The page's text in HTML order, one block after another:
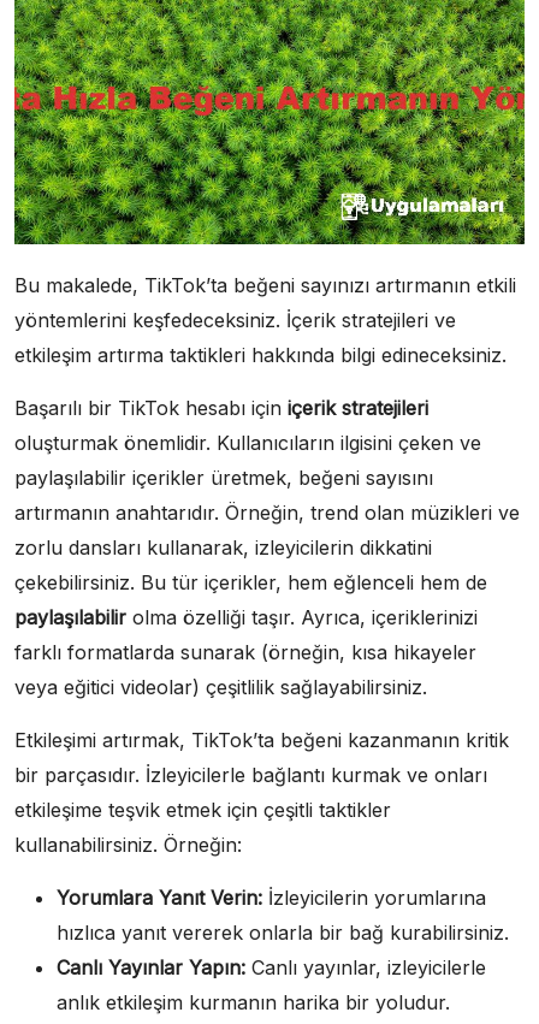
Bu makalede, TikTok’ta beğeni sayınızı artırmanın etkili
yöntemlerini keşfedeceksiniz. İçerik stratejileri ve
etkileşim artırma taktikleri hakkında bilgi edineceksiniz.
Başarılı bir TikTok hesabı için içerik stratejileri
oluşturmak önemlidir. Kullanıcıların ilgisini çeken ve
paylaşılabilir içerikler üretmek, beğeni sayısını
artırmanın anahtarıdır. Örneğin, trend olan müzikleri ve
zorlu dansları kullanarak, izleyicilerin dikkatini
çekebilirsiniz. Bu tür içerikler, hem eğlenceli hem de
paylaşılabilir olma özelliği taşır. Ayrıca, içeriklerinizi
farklı formatlarda sunarak (örneğin, kısa hikayeler
veya eğitici videolar) çeşitlilik sağlayabilirsiniz.
Etkileşimi artırmak, TikTok’ta beğeni kazanmanın kritik
bir parçasıdır. İzleyicilerle bağlantı kurmak ve onları
etkileşime teşvik etmek için çeşitli taktikler
kullanabilirsiniz. Örneğin:
Yorumlara Yanıt Verin: İzleyicilerin yorumlarına
hızlıca yanıt vererek onlarla bir bağ kurabilirsiniz.
Canlı Yayınlar Yapın: Canlı yayınlar, izleyicilerle
anlık etkileşim kurmanın harika bir yoludur.